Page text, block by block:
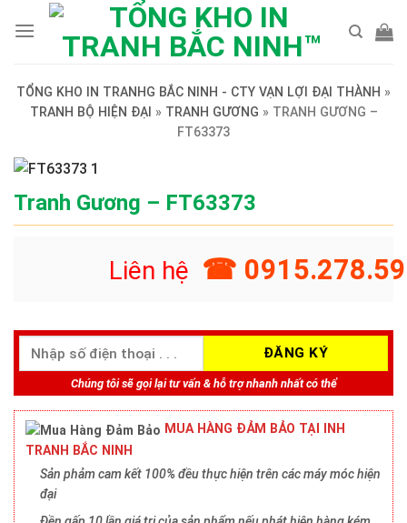
TỔNG KHO IN TRANHG BẮC NINH - CTY VẠN LỢI ĐẠI THÀNH »
TRANH BỘ HIỆN ĐẠI » TRANH GƯƠNG » TRANH GƯƠNG –
FT63373
Tranh Gương – FT63373
Liên hệ ☎
Chúng tôi sẽ gọi lại tư vấn & hỗ trợ nhanh nhất có thể
MUA HÀNG ĐẢM BẢO TẠI INH
TRANH BẮC NINH
Sản phảm cam kết 100% đều thực hiện trên các máy móc hiện
đại